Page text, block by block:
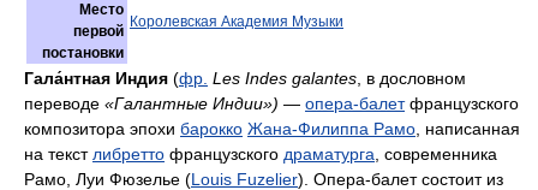
Место
первой
постановки
Королевская Академия Музыки
Гала́нтная Индия (фр. Les Indes galantes , в дословном
переводе «Галантные Индии») — опера-балетфранцузского
композитора эпохи барокко Жана-Филиппа Рамо , написанная
на текст либретто французского драматурга , современника
Рамо, Луи Фюзелье (Louis Fuzelier). Опера-балет состоит из